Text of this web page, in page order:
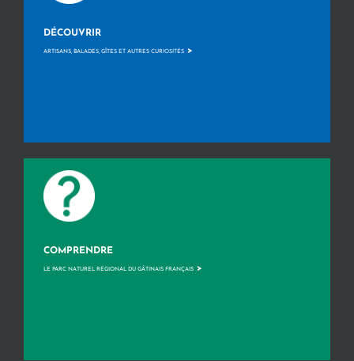
DÉCOUVRIR
ARTISANS, BALADES, GÎTES ET AUTRES CURIOSITÉS >
COMPRENDRE
LE PARC NATUREL RÉGIONAL DU GÂTINAIS FRANÇAIS >